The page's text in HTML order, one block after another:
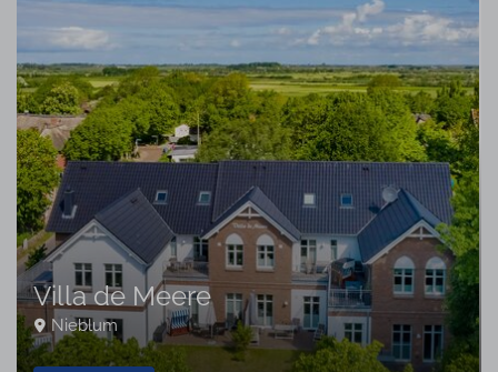
Villa de Meere
Nieblum